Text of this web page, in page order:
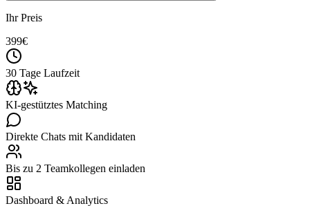
Ihr Preis
399€
30 Tage Laufzeit
KI-gestütztes Matching
Direkte Chats mit Kandidaten
Bis zu 2 Teamkollegen einladen
Dashboard & Analytics